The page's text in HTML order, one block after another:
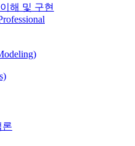
해 및 구현
론